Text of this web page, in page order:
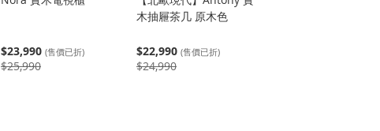
$23,990 (售價已折)
$25,990
木抽屜茶几 原木色
$22,990 (售價已折)
$24,990